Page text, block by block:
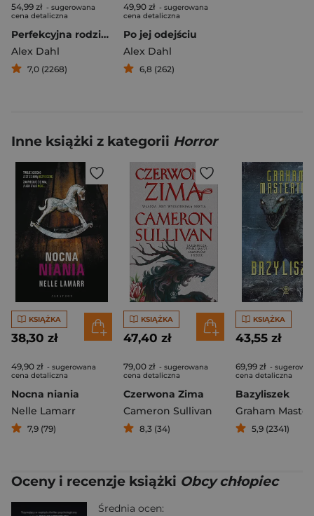
54,99 zł - sugerowana
cena detaliczna
Perfekcyjna rodzina wyd. 2
Alex Dahl
7,0 (2268)
49,90 zł - sugerowana
cena detaliczna
Po jej odejściu
Alex Dahl
6,8 (262)
Inne książki z kategorii Horror
KSIĄŻKA
38,30 zł
49,90 zł - sugerowana
cena detaliczna
Nocna niania
Nelle Lamarr
7,9 (79)
KSIĄŻKA
47,40 zł
79,00 zł - sugerowana
cena detaliczna
Czerwona Zima
Cameron Sullivan
8,3 (34)
KSIĄŻKA
43,55 zł
69,99 zł -
cena detaliczna
Bazyliszek
Graham
5,9 (2341)
Oceny i recenzje książki Obcy chłopiec
Średnia ocen: